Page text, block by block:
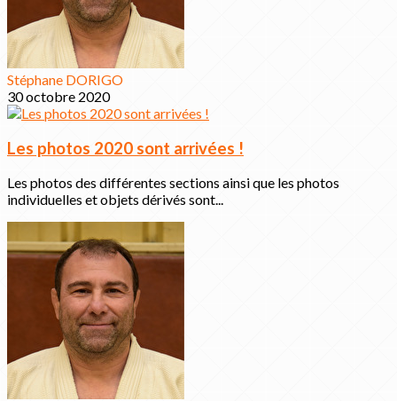
Stéphane DORIGO
30 octobre 2020
Les photos 2020 sont arrivées !
Les photos des différentes sections ainsi que les photos
individuelles et objets dérivés sont...